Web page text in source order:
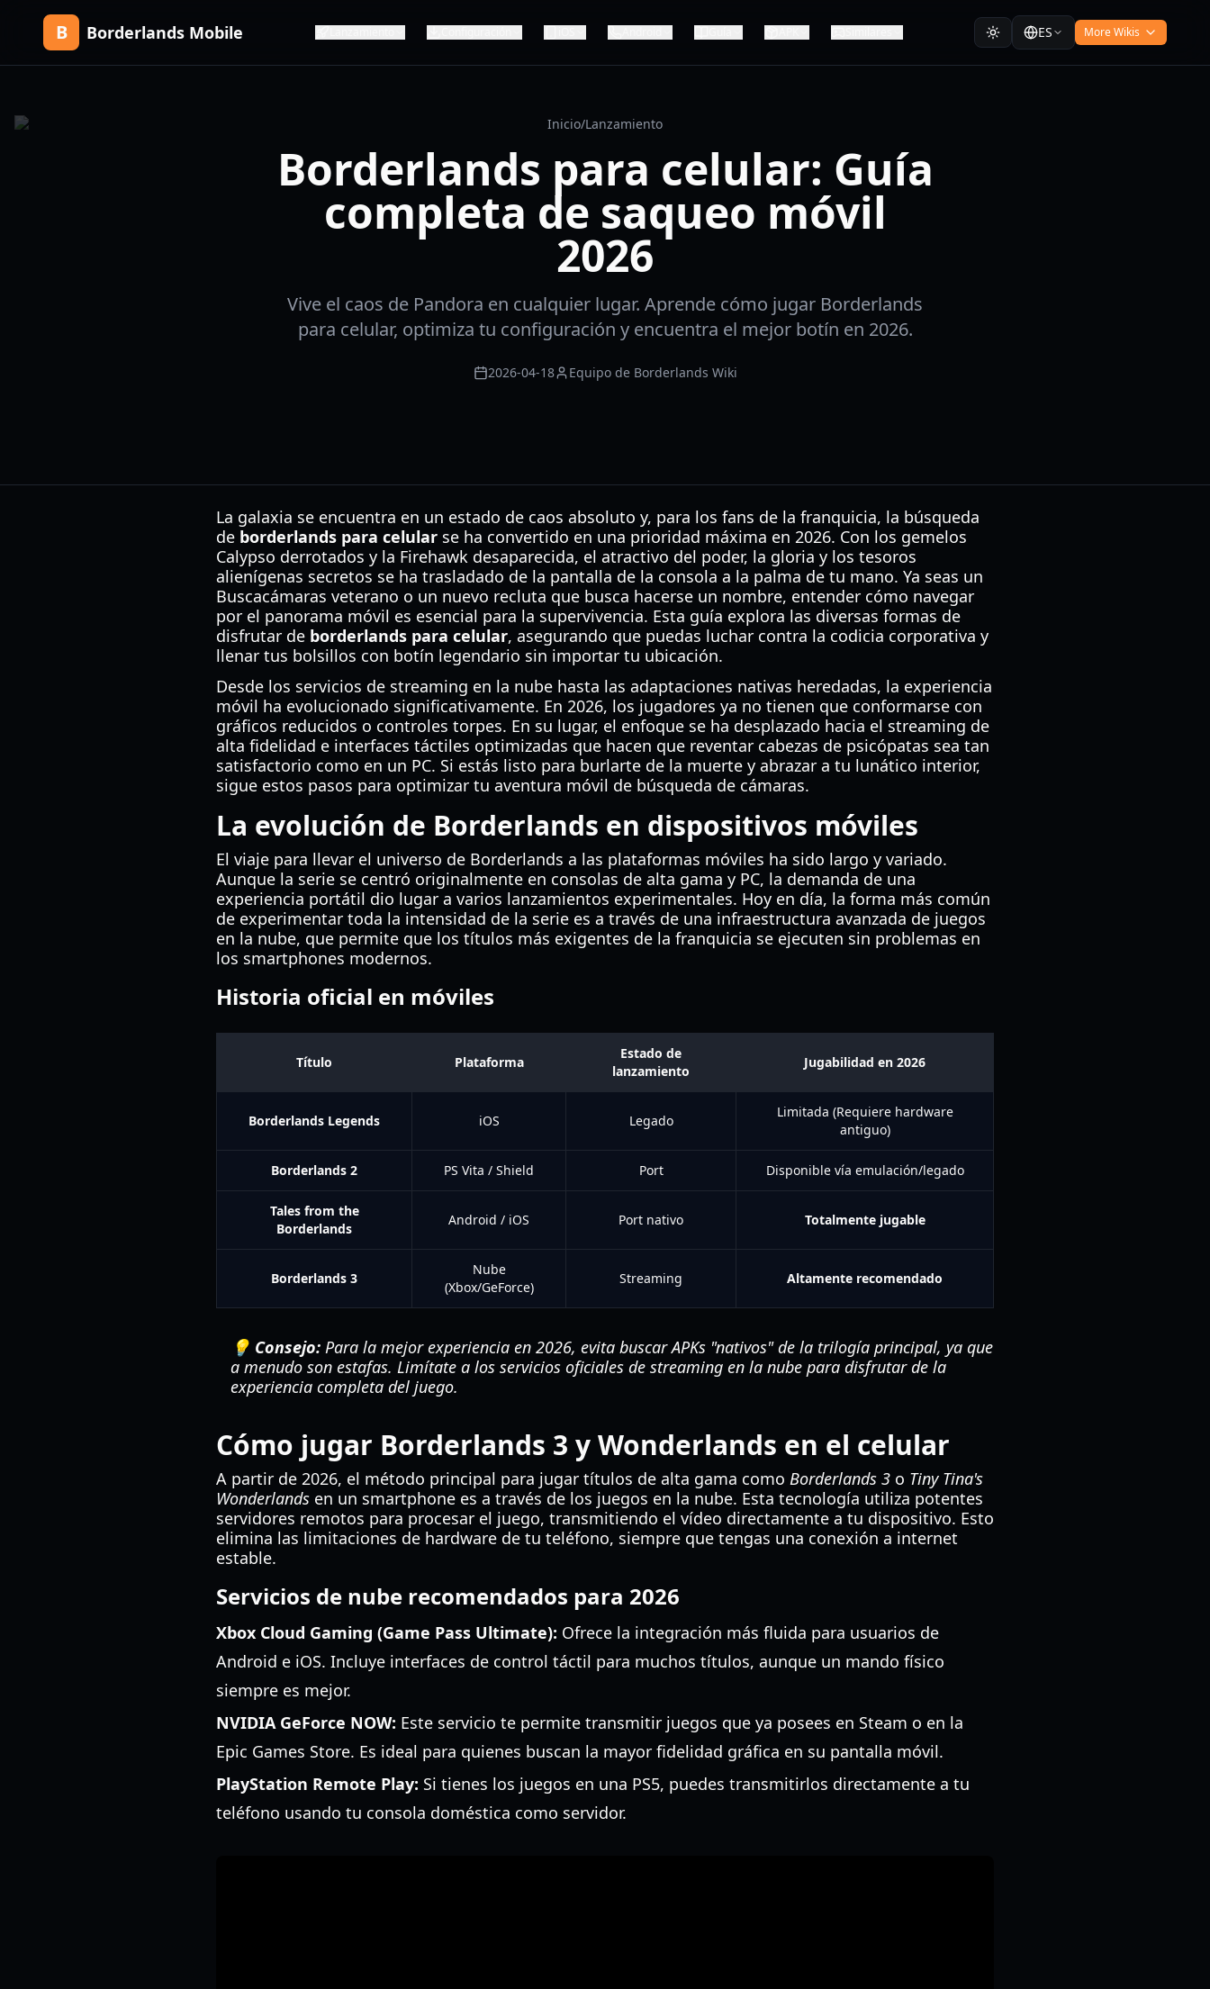
B Borderlands Mobile ES More Wikis
Inicio/Lanzamiento
Borderlands para celular: Guía
completa de saqueo móvil
2026
Vive el caos de Pandora en cualquier lugar. Aprende cómo jugar Borderlands
para celular, optimiza tu configuración y encuentra el mejor botín en 2026.
2026-04-18 Equipo de Borderlands Wiki
La galaxia se encuentra en un estado de caos absoluto y, para los fans de la franquicia, la búsqueda
de borderlands para celular se ha convertido en una prioridad máxima en 2026. Con los gemelos
Calypso derrotados y la Firehawk desaparecida, el atractivo del poder, la gloria y los tesoros
alienígenas secretos se ha trasladado de la pantalla de la consola a la palma de tu mano. Ya seas un
Buscacámaras veterano o un nuevo recluta que busca hacerse un nombre, entender cómo navegar
por el panorama móvil es esencial para la supervivencia. Esta guía explora las diversas formas de
disfrutar de borderlands para celular, asegurando que puedas luchar contra la codicia corporativa y
llenar tus bolsillos con botín legendario sin importar tu ubicación.
Desde los servicios de streaming en la nube hasta las adaptaciones nativas heredadas, la experiencia
móvil ha evolucionado significativamente. En 2026, los jugadores ya no tienen que conformarse con
gráficos reducidos o controles torpes. En su lugar, el enfoque se ha desplazado hacia el streaming de
alta fidelidad e interfaces táctiles optimizadas que hacen que reventar cabezas de psicópatas sea tan
satisfactorio como en un PC. Si estás listo para burlarte de la muerte y abrazar a tu lunático interior,
sigue estos pasos para optimizar tu aventura móvil de búsqueda de cámaras.
La evolución de Borderlands en dispositivos móviles
El viaje para llevar el universo de Borderlands a las plataformas móviles ha sido largo y variado.
Aunque la serie se centró originalmente en consolas de alta gama y PC, la demanda de una
experiencia portátil dio lugar a varios lanzamientos experimentales. Hoy en día, la forma más común
de experimentar toda la intensidad de la serie es a través de una infraestructura avanzada de juegos
en la nube, que permite que los títulos más exigentes de la franquicia se ejecuten sin problemas en
los smartphones modernos.
Historia oficial en móviles
Título Plataforma
Estado de
lanzamiento
Jugabilidad en 2026
Borderlands Legends iOS Legado
Limitada (Requiere hardware
antiguo)
Borderlands 2 PS Vita / Shield Port Disponible vía emulación/legado
Tales from the
Borderlands
Android / iOS Port nativo Totalmente jugable
Borderlands 3
Nube
(Xbox/GeForce)
Streaming Altamente recomendado
💡 Consejo: Para la mejor experiencia en 2026, evita buscar APKs "nativos" de la trilogía principal, ya que
a menudo son estafas. Limítate a los servicios oficiales de streaming en la nube para disfrutar de la
experiencia completa del juego.
Cómo jugar Borderlands 3 y Wonderlands en el celular
A partir de 2026, el método principal para jugar títulos de alta gama como Borderlands 3 o Tiny Tina's
Wonderlands en un smartphone es a través de los juegos en la nube. Esta tecnología utiliza potentes
servidores remotos para procesar el juego, transmitiendo el vídeo directamente a tu dispositivo. Esto
elimina las limitaciones de hardware de tu teléfono, siempre que tengas una conexión a internet
estable.
Servicios de nube recomendados para 2026
Xbox Cloud Gaming (Game Pass Ultimate): Ofrece la integración más fluida para usuarios de
Android e iOS. Incluye interfaces de control táctil para muchos títulos, aunque un mando físico
siempre es mejor.
NVIDIA GeForce NOW: Este servicio te permite transmitir juegos que ya posees en Steam o en la
Epic Games Store. Es ideal para quienes buscan la mayor fidelidad gráfica en su pantalla móvil.
PlayStation Remote Play: Si tienes los juegos en una PS5, puedes transmitirlos directamente a tu
teléfono usando tu consola doméstica como servidor.